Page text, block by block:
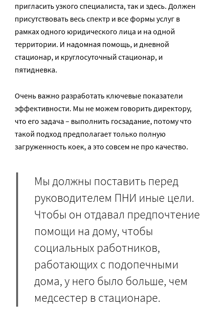
пригласить узкого специалиста, так и здесь. Должен
присутствовать весь спектр и все формы услуг в
рамках одного юридического лица и на одной
территории. И надомная помощь, и дневной
стационар, и круглосуточный стационар, и
пятидневка.
Очень важно разработать ключевые показатели
эффективности. Мы не можем говорить директору,
что его задача – выполнить госзадание, потому что
такой подход предполагает только полную
загруженность коек, а это совсем не про качество.
Мы должны поставить перед
руководителем ПНИ иные цели.
Чтобы он отдавал предпочтение
помощи на дому, чтобы
социальных работников,
работающих с подопечными
дома, у него было больше, чем
медсестер в стационаре.